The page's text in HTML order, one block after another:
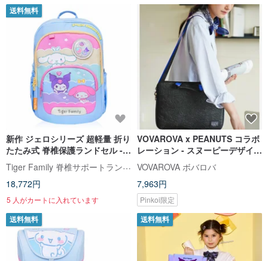
送料無料
新作 ジェロシリーズ 超軽量 折り
たたみ式 脊椎保護ランドセル -
サンリオコラボ スイーツパーテ
ィー
Tiger Family 脊椎サポートランドセル・文房具
18,772円
5 人がカートに入れています
VOVAROVA x PEANUTS コラボ
レーション - スヌーピーデザイン
- PCバッグ・ノートPCケース
VOVAROVA ボバロバ
7,963円
Pinkoi限定
送料無料 送料無料